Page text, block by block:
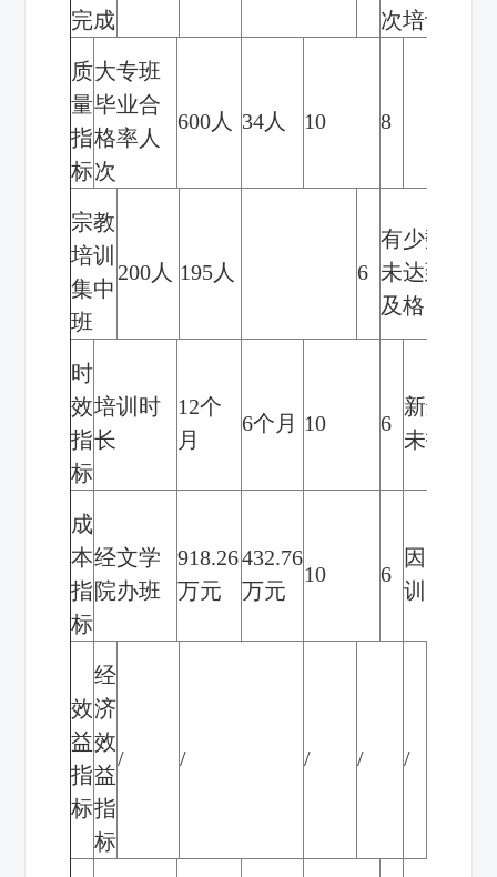
完成
次培训
质
量
指
标
大专班
毕业合
格率人
次
600人 34人 10 8
宗教
培训
集中
班
200人 195人 6
有少数人员
未达到考核
及格
时
效
指
标
培训时
长
12个
月
6个月 10 6
新进大
未报到
成
本
指
标
经文学
院办班
918.26
万元
432.76
万元
10 6
因自治
训时间
效
益
指
标
经
济
效
益
指
标
/ / / / /